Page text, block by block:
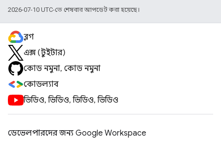
2026-07-10 UTC-তে শেষবার আপডেট করা হয়েছে।
ব্লগ
এক্স (টুইটার)
কোড নমুনা, কোড নমুনা
কোডল্যাব
ভিডিও, ভিডিও, ভিডিও, ভিডিও
ডেভেলপারদের জন্য Google Workspace